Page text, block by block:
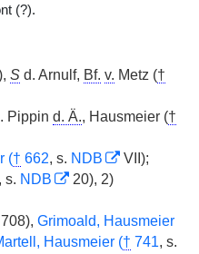
(?).
S d. Arnulf, Bf. v. Metz (†
Pippin d. Ä., Hausmeier (†
(† 662, s. NDB
VII);
s. NDB
20), 2)
708), Grimoald, Hausmeier
Hausmeier († 741, s.